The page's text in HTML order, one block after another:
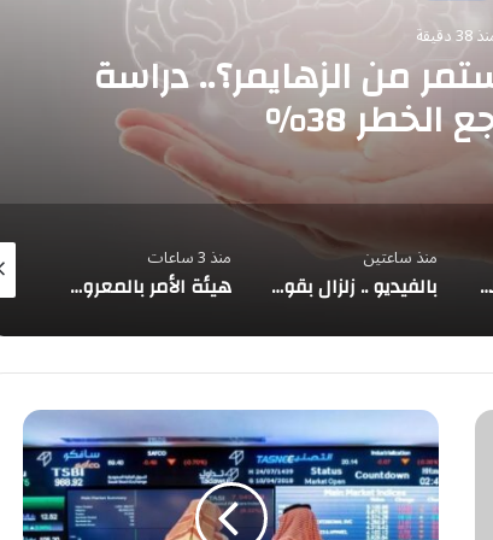
دقيقة
من الزهايمر؟.. دراسة
38%
عُمان: مفاوضات الملاحة في مضيق هرمز تتقدم بإيجابية وتحذير من تهديدات السفن
منذ ساعتين
بالفيديو .. زلزال بقوة 6.8 يهز غرفة عمليات في اليابان والطاقم الطبي يواصل الجراحة
منذ 3 ساعات
هيئة الأمر بالمعروف في الباحة تُفعّل الحافلة التوعوية بمهرجان العسل الدولي الثامن عشر
منذ 3 ساعات
تاسي
يرتفع
1.1%
بأعلى
إغلاق